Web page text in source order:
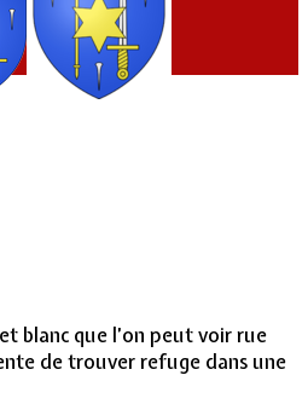
blanc que l’on peut voir rue
de trouver refuge dans une